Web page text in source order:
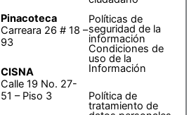
Pinacoteca
Carreara 26 # 18 –
93
CISNA
Calle 19 No. 27-
51 – Piso 3
Políticas de
seguridad de la
información
Condiciones de
uso de la
Información
Política de
tratamiento de